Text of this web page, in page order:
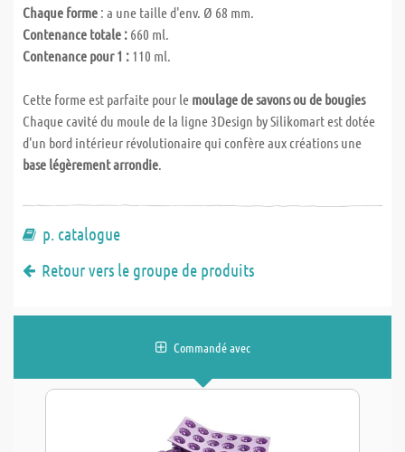
Chaque forme : a une taille d'env. Ø 68 mm.
Contenance totale : 660 ml.
Contenance pour 1 : 110 ml.
Cette forme est parfaite pour le moulage de savons ou de bougies
Chaque cavité du moule de la ligne 3Design by Silikomart est dotée
d'un bord intérieur révolutionaire qui confère aux créations une
base légèrement arrondie.
p. catalogue
Retour vers le groupe de produits
Commandé avec